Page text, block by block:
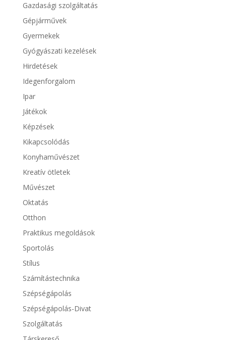
Gazdasági szolgáltatás
Gépjárművek
Gyermekek
Gyógyászati kezelések
Hirdetések
Idegenforgalom
Ipar
Játékok
Képzések
Kikapcsolódás
Konyhaművészet
Kreatív ötletek
Művészet
Oktatás
Otthon
Praktikus megoldások
Sportolás
Stílus
Számítástechnika
Szépségápolás
Szépségápolás-Divat
Szolgáltatás